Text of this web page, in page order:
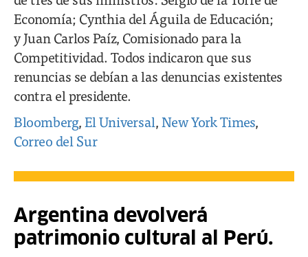
Economía; Cynthia del Águila de Educación;
y Juan Carlos Paíz, Comisionado para la
Competitividad. Todos indicaron que sus
renuncias se debían a las denuncias existentes
contra el presidente.
Bloomberg,El Universal,New York Times,
Correo del Sur
Argentina devolverá
patrimonio cultural al Perú.